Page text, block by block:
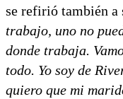
se refirió también a
trabajo, uno no
donde trabaja.
todo. Yo soy de
quiero que mi